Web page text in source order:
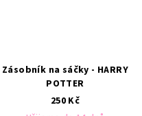
Zásobník na sáčky - HARRY
POTTER
250 Kč